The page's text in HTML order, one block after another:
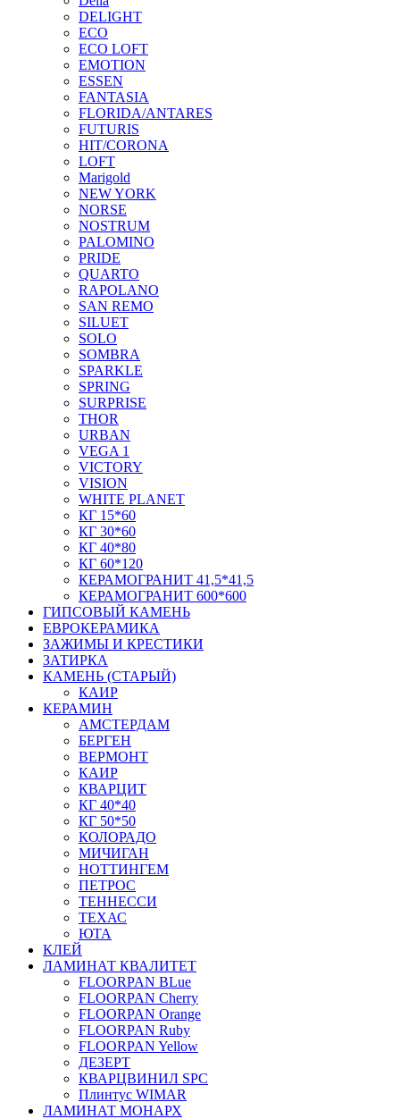
DELIGHT
ECO
ECO LOFT
EMOTION
ESSEN
FANTASIA
FLORIDA/ANTARES
FUTURIS
HIT/CORONA
LOFT
Marigold
NEW YORK
NORSE
NOSTRUM
PALOMINO
PRIDE
QUARTO
RAPOLANO
SAN REMO
SILUET
SOLO
SOMBRA
SPARKLE
SPRING
SURPRISE
THOR
URBAN
VEGA 1
VICTORY
VISION
WHITE PLANET
КГ 15*60
КГ 30*60
КГ 40*80
КГ 60*120
КЕРАМОГРАНИТ 41,5*41,5
КЕРАМОГРАНИТ 600*600
ГИПСОВЫЙ КАМЕНЬ
ЕВРОКЕРАМИКА
ЗАЖИМЫ И КРЕСТИКИ
ЗАТИРКА
КАМЕНЬ (СТАРЫЙ)
КАИР
КЕРАМИН
АМСТЕРДАМ
БЕРГЕН
ВЕРМОНТ
КАИР
КВАРЦИТ
КГ 40*40
КГ 50*50
КОЛОРАДО
МИЧИГАН
НОТТИНГЕМ
ПЕТРОС
ТЕННЕССИ
ТЕХАС
ЮТА
КЛЕЙ
ЛАМИНАТ КВАЛИТЕТ
FLOORPAN BLue
FLOORPAN Cherry
FLOORPAN Orange
FLOORPAN Ruby
FLOORPAN Yellow
ДЕЗЕРТ
КВАРЦВИНИЛ SPC
Плинтус WIMAR
ЛАМИНАТ МОНАРХ